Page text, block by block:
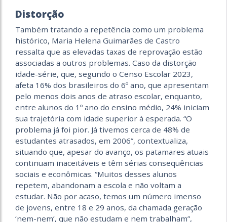
Distorção
Também tratando a repetência como um problema
histórico, Maria Helena Guimarães de Castro
ressalta que as elevadas taxas de reprovação estão
associadas a outros problemas. Caso da distorção
idade-série, que, segundo o Censo Escolar 2023,
afeta 16% dos brasileiros do 6º ano, que apresentam
pelo menos dois anos de atraso escolar, enquanto,
entre alunos do 1º ano do ensino médio, 24% iniciam
sua trajetória com idade superior à esperada. “O
problema já foi pior. Já tivemos cerca de 48% de
estudantes atrasados, em 2006”, contextualiza,
situando que, apesar do avanço, os patamares atuais
continuam inaceitáveis e têm sérias consequências
sociais e econômicas. “Muitos desses alunos
repetem, abandonam a escola e não voltam a
estudar. Não por acaso, temos um número imenso
de jovens, entre 18 e 29 anos, da chamada geração
‘nem-nem’, que não estudam e nem trabalham”,